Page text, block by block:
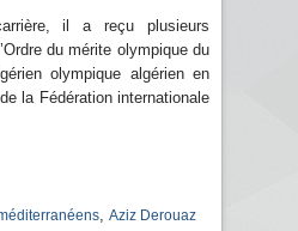
il a reçu plusieurs
du mérite olympique du
olympique algérien en
la Fédération internationale
Aziz Derouaz